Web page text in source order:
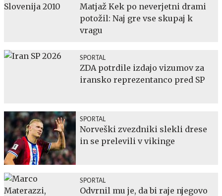
Matjaž Kek po neverjetni drami
potožil: Naj gre vse skupaj k
vragu
SPORTAL
ZDA potrdile izdajo vizumov za
iransko reprezentanco pred SP
SPORTAL
Norveški zvezdniki slekli drese
in se prelevili v vikinge
SPORTAL
Odvrnil mu je, da bi raje njegovo